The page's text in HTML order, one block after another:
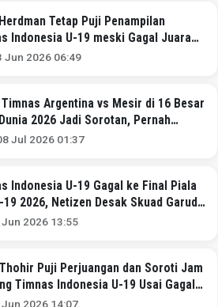
Tetap Puji Penampilan
Indonesia U-19 meski Gagal Juara
U-19 2026
Jun 2026 06:49
Argentina vs Mesir di 16 Besar
2026 Jadi Sorotan, Pernah
Timnas Indonesia U-23!
Jul 2026 01:37
Indonesia U-19 Gagal ke Final Piala
19 2026, Netizen Desak Skuad Garuda
Segera Evaluasi
Jun 2026 13:55
Puji Perjuangan dan Soroti Jam
Timnas Indonesia U-19 Usai Gagal
Piala AFF U-19 2026
Jun 2026 14:07